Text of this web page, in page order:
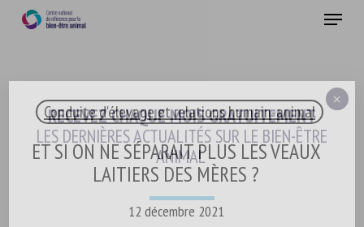
Menu
Conduite d'élevage et relations humain-animal
ET SI ON NE SÉPARAIT PLUS LES VEAUX
LAITIERS DES MÈRES ?
12 décembre 2021
RECEVEZ CHAQUE MOIS GRATUITEMENT
LES DERNIÈRES ACTUALITÉS SUR LE BIEN-ÊTRE
ANIMAL
×